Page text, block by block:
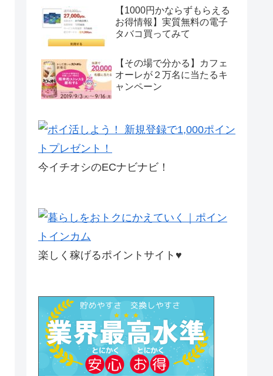
【1000円かならずもらえる
お得情報】実質無料の電子
タバコ買ってみて
【その場で分かる】カフェ
オーレが２万名に当たるキ
ャンペーン
今イチオシのECナビナビ！
楽しく稼げるポイントサイト♥